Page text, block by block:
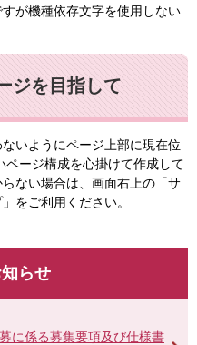
が機種依存文字を使用しない
ジを目指して
いようにページ上部に現在位
ージ構成を心掛けて作成して
ない場合は、画面右上の「サ
をご利用ください。
らせ
に係る募集要項及び仕様書